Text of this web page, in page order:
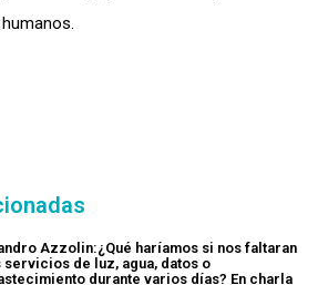
Azzolin:¿Qué haríamos si nos faltaran
servicios de luz, agua, datos o
durante varios días? En charla